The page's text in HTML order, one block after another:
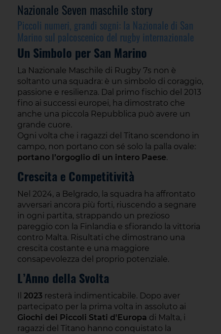
Nazionale Seven maschile story
Piccoli numeri, grandi sogni: la Nazionale di San
Marino sul palcoscenico del rugby internazionale
Un Simbolo per San Marino
La Nazionale Maschile di Rugby 7s non è
soltanto una squadra: è un simbolo di coraggio,
passione e resilienza. Dal primo fischio del 2013
fino ai successi europei, ha dimostrato che
anche una piccola Repubblica può avere un
grande cuore.
Ogni volta che i ragazzi del Titano scendono in
campo, non portano con sé solo la palla ovale:
portano l’orgoglio di un intero Paese.
Crescita e Competitività
Nel 2024, a Belgrado, la squadra ha affrontato
avversari ancora più forti, riuscendo a segnare
in ogni partita, strappando un prezioso
pareggio con la Finlandia e sfiorando la vittoria
contro Malta. Risultati che dimostrano una
crescita costante e una maggiore
consapevolezza del proprio potenziale.
L’Anno della Svolta
2023 resterà indimenticabile. Dopo aver
partecipato per la prima volta in assoluto ai
Giochi dei Piccoli Stati d'Europa di Malta, i
ragazzi del Titano hanno conquistato la